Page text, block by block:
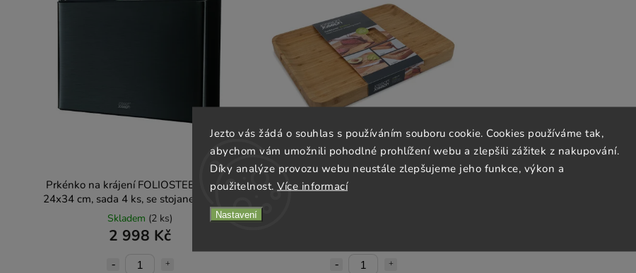
Jezto vás žádá o souhlas s používáním souboru cookie. Cookies používáme tak,
abychom vám umožnili pohodlné prohlížení webu a zlepšili zážitek z nakupování.
Díky analýze provozu webu neustále zlepšujeme jeho funkce, výkon a
použitelnost. Více informací
Nastavení
Prkénko na krájení FOLIOSTEEL 60170
24x34 cm, sada 4 ks, se stojanem, černá,
Joseph Joseph
Skladem (2 ks)
2 998 Kč
Prkénko na krájení CUT&CARVE PLUS L